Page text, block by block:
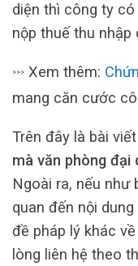
diện thì công ty
nộp thuế thu nhập
>>> Xem thêm:
mang căn cước
Trên đây là bài
mà văn phòng đại
Ngoài ra, nếu như
quan đến nội
đề pháp lý khác
lòng liên hệ theo